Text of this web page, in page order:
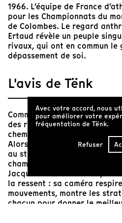
1966. L’équipe de France
pour les Championnats du
de Colombes. Le regard
Ertaud révèle un peuple
rivaux, qui ont en commun
dépassement de soi.
L'avis de Tënk
Comment filmer la pratique
des relations au corps, des
cheminements intérieurs des
Alors que l’équipe de France
au stade olympique de
championnats du monde de
Jacques Ertaud filme la
la ressent : sa caméra
mouvements, montre les
chacun pour donner le
Avec votre accord, nous
pour améliorer votre
fréquentation de Tënk.
Refuser